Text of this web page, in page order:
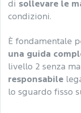
di sollevare le
condizioni.
È fondamentale
una guida
livello 2 senza
responsabile
lo sguardo fisso